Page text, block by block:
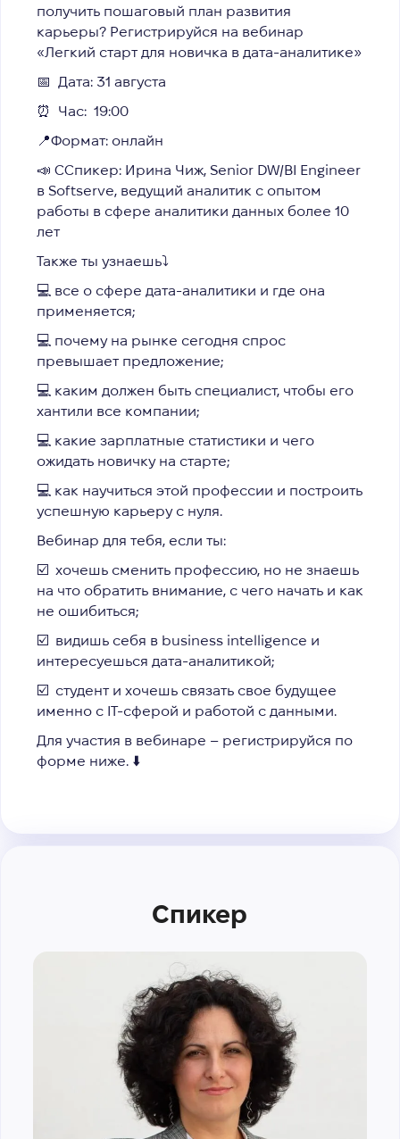
получить пошаговый план развития
карьеры? Регистрируйся на вебинар
«Легкий старт для новичка в дата-аналитике»
📅 Дата: 31 августа
⏰ Час: 19:00
📍Формат: онлайн
📣 ССпикер: Ирина Чиж, Senior DW/BI Engineer
в Softserve, ведущий аналитик с опытом
работы в сфере аналитики данных более 10
лет
Также ты узнаешь⤵️
💻 все о сфере дата-аналитики и где она
применяется;
💻 почему на рынке сегодня спрос
превышает предложение;
💻 каким должен быть специалист, чтобы его
хантили все компании;
💻 какие зарплатные статистики и чего
ожидать новичку на старте;
💻 как научиться этой профессии и построить
успешную карьеру с нуля.
Вебинар для тебя, если ты:
☑️ хочешь сменить профессию, но не знаешь
на что обратить внимание, с чего начать и как
не ошибиться;
☑️ видишь себя в business intelligence и
интересуешься дата-аналитикой;
☑️ студент и хочешь связать свое будущее
именно с IT-сферой и работой с данными.
Для участия в вебинаре – регистрируйся по
форме ниже. ⬇️
Спикер